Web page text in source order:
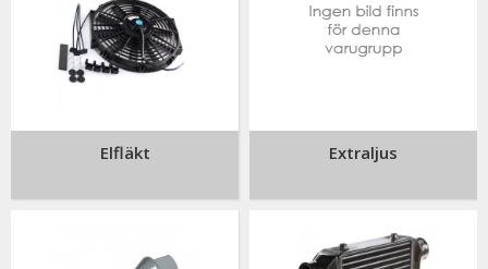
Elfläkt Extraljus